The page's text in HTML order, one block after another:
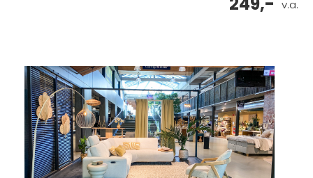
v.a.